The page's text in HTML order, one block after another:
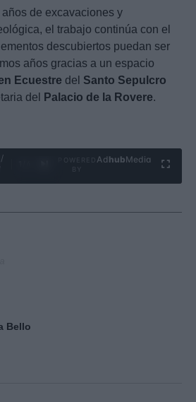
de excavaciones y
el trabajo continúa con el
descubiertos puedan ser
años gracias a un espacio
Ecuestre del Santo Sepulcro
del Palacio de la Rovere.
Ad hubMedia
Bello